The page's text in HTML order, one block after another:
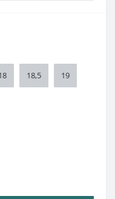
18,5 19